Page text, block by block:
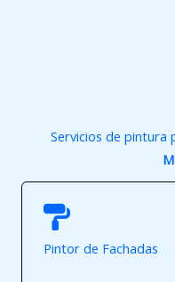
Servicios de pintura
Pintor de Fachadas